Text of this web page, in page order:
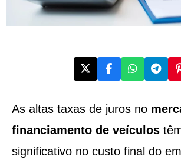
As altas taxas de juros no
financiamento de veículos
significativo no custo final do